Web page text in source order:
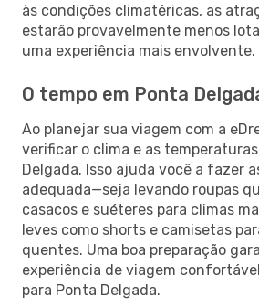
às condições climatéricas, as
estarão provavelmente menos
uma experiência mais envolvente.
O tempo em Ponta
Ao planejar sua viagem com a
verificar o clima e as
Delgada. Isso ajuda você a fazer
adequada—seja levando roupas
casacos e suéteres para climas
leves como shorts e camisetas
quentes. Uma boa preparação
experiência de viagem
para Ponta Delgada.